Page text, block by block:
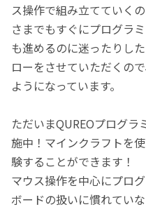
ス操作で組み立てていく
さまでもすぐにプログラ
も進めるのに迷ったりし
ローをさせていただくの
ようになっています。
ただいまQUREOプログ
施中！マインクラフトを
験することができます！
マウス操作を中心にプロ
ボードの扱いに慣れてい